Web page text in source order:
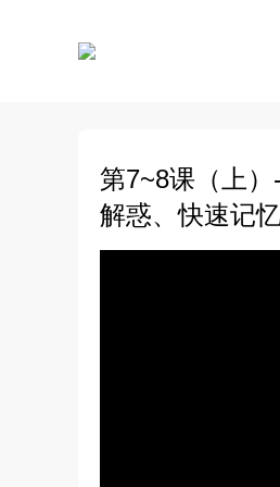
第7~8课（上
解惑、快速记